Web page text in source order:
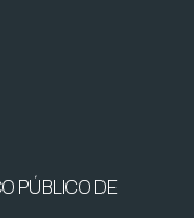
PÚBLICO DE